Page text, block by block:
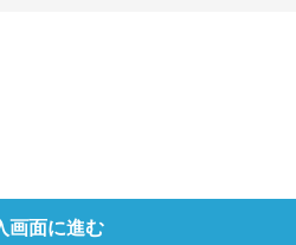
画面に進む